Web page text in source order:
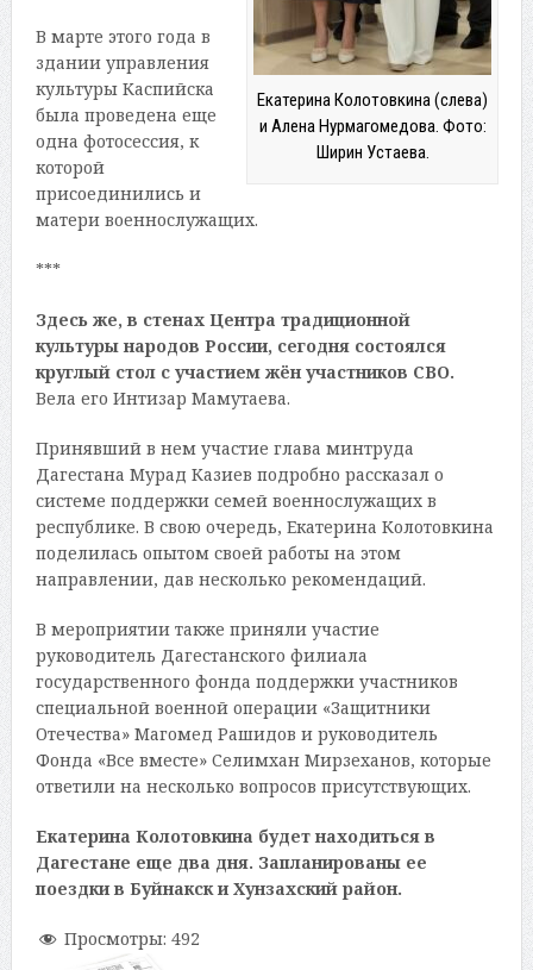
Екатерина Колотовкина (слева)
и Алена Нурмагомедова. Фото:
Ширин Устаева.
В марте этого года в
здании управления
культуры Каспийска
была проведена еще
одна фотосессия, к
которой
присоединились и
матери военнослужащих.
***
Здесь же, в стенах Центра традиционной
культуры народов России, сегодня состоялся
круглый стол с участием жён участников СВО.
Вела его Интизар Мамутаева.
Принявший в нем участие глава минтруда
Дагестана Мурад Казиев подробно рассказал о
системе поддержки семей военнослужащих в
республике. В свою очередь, Екатерина Колотовкина
поделилась опытом своей работы на этом
направлении, дав несколько рекомендаций.
В мероприятии также приняли участие
руководитель Дагестанского филиала
государственного фонда поддержки участников
специальной военной операции «Защитники
Отечества» Магомед Рашидов и руководитель
Фонда «Все вместе» Селимхан Мирзеханов, которые
ответили на несколько вопросов присутствующих.
Екатерина Колотовкина будет находиться в
Дагестане еще два дня. Запланированы ее
поездки в Буйнакск и Хунзахский район.
Просмотры: 492